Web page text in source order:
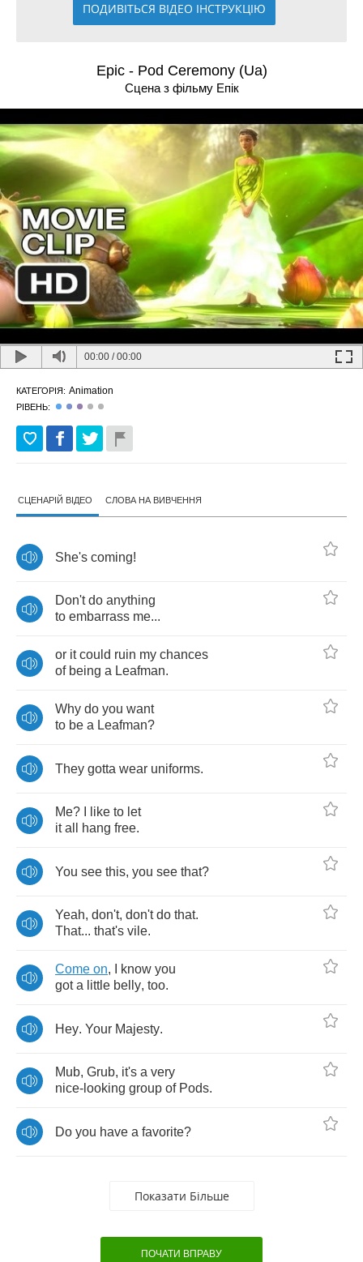
ПОДИВІТЬСЯ ВІДЕО ІНСТРУКЦІЮ
Epic - Pod Ceremony (Ua)
Сцена з фільму Епiк
00:00 /00:00
КАТЕГОРІЯ: Animation
РІВЕНЬ:
СЦЕНАРІЙ ВІДЕО СЛОВА НА ВИВЧЕННЯ
She's coming!
Don't do anything
to embarrass me...
or it could ruin my chances
of being a Leafman.
Why do you want
to be a Leafman?
They gotta wear uniforms.
Me? like to let
it all hang free.
You see this, you see that?
Yeah, don't, don't do that.
That... that's vile.
Come on, know you
got a little belly, too.
Hey. Your Majesty.
Mub, Grub, it's a very
nice- looking group of Pods.
Do you have a favorite?
Показати Більше
ПОЧАТИ ВПРАВУ